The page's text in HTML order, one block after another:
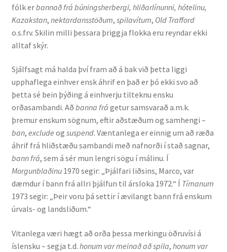
Orðhlutafræði
Samtímasetningafræði
Söguleg setningafræði
Hljóð og hljóðkerfi
Staða íslenskunnar
Ritverk og erindi
Bækur
Önnur ritverk
Ritrýndar greinar
fólk erbannað frá búningsherbergi, hliðarlínunni, hótelinu,
Kazakstan, nektardansstöðum, spilavítum, Old Trafford
o.s.frv. Skilin milli þessara þriggja flokka eru reyndar ekki
alltaf skýr.
Sjálfsagt má halda því fram að á bak við þetta liggi
upphaflega einhver ensk áhrif en það er þó ekki svo að
þetta sé bein þýðing á einhverju tilteknu ensku
orðasambandi. Að banna frá getur samsvarað a.m.k.
þremur enskum sögnum, eftir aðstæðum og samhengi –
ban, exclude og suspend. Væntanlega er einnig um að ræða
áhrif frá hliðstæðu sambandi með nafnorði í stað sagnar,
bann frá, sem á sér mun lengri sögu í málinu. Í
Morgunblaðinu1970 segir: „Þjálfari liðsins, Marco, var
dæmdur í bann frá allri þjálfun til ársloka 1972.“ Í Tímanum
1973 segir: „Þeir voru þá settir í ævilangt bann frá enskum
úrvals- og landsliðum.“
Vitanlega væri hægt að orða þessa merkingu öðruvísi á
íslensku – segja t.d. honum var meinað að spila, honum var